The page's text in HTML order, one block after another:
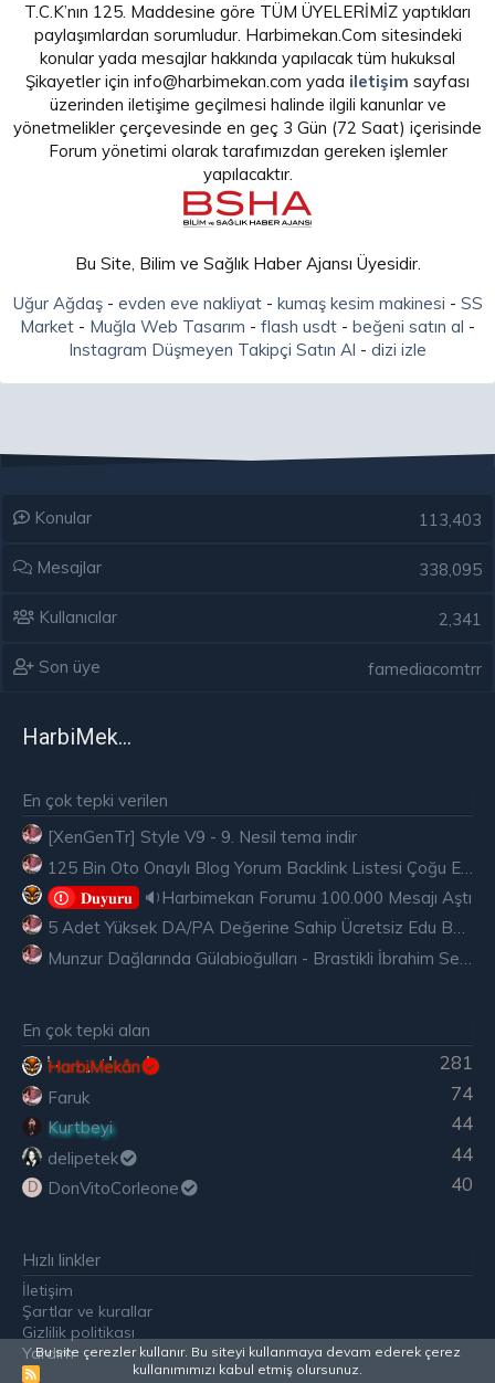
T.C.K’nın 125. Maddesine göre TÜM ÜYELERİMİZ yaptıkları
paylaşımlardan sorumludur. Harbimekan.Com sitesindeki
konular yada mesajlar hakkında yapılacak tüm hukuksal
Şikayetler için info@harbimekan.com yada iletişim sayfası
üzerinden iletişime geçilmesi halinde ilgili kanunlar ve
yönetmelikler çerçevesinde en geç 3 Gün (72 Saat) içerisinde
Forum yönetimi olarak tarafımızdan gereken işlemler
yapılacaktır.
Bu Site, Bilim ve Sağlık Haber Ajansı Üyesidir.
Uğur Ağdaş- evden eve nakliyat- kumaş kesim makinesi - SS
Market - Muğla Web Tasarım - flash usdt - beğeni satın al -
Instagram Düşmeyen Takipçi Satın Al - dizi izle
Konular 113,403
Mesajlar 338,095
Kullanıcılar 2,341
Son üye famediacomtrr
HarbiMekân
En çok tepki verilen
[XenGenTr] Style V9 - 9. Nesil tema indir
𝐃𝐮𝐲𝐮𝐫𝐮
🔉Harbimekan Forumu 100.000 Mesajı Aştı
5 Adet Yüksek DA/PA Değerine Sahip Ücretsiz Edu Backlink
En çok tepki alan
281
HarbiMekân
74
Faruk
44
Kurtbeyi
44
delipetek
D 40
DonVitoCorleone
Hızlı linkler
İletişim
Şartlar ve kurallar
Gizlilik politikası
Yardım
R
Bu site çerezler kullanır. Bu siteyi kullanmaya devam ederek çerez
kullanımımızı kabul etmiş olursunuz.